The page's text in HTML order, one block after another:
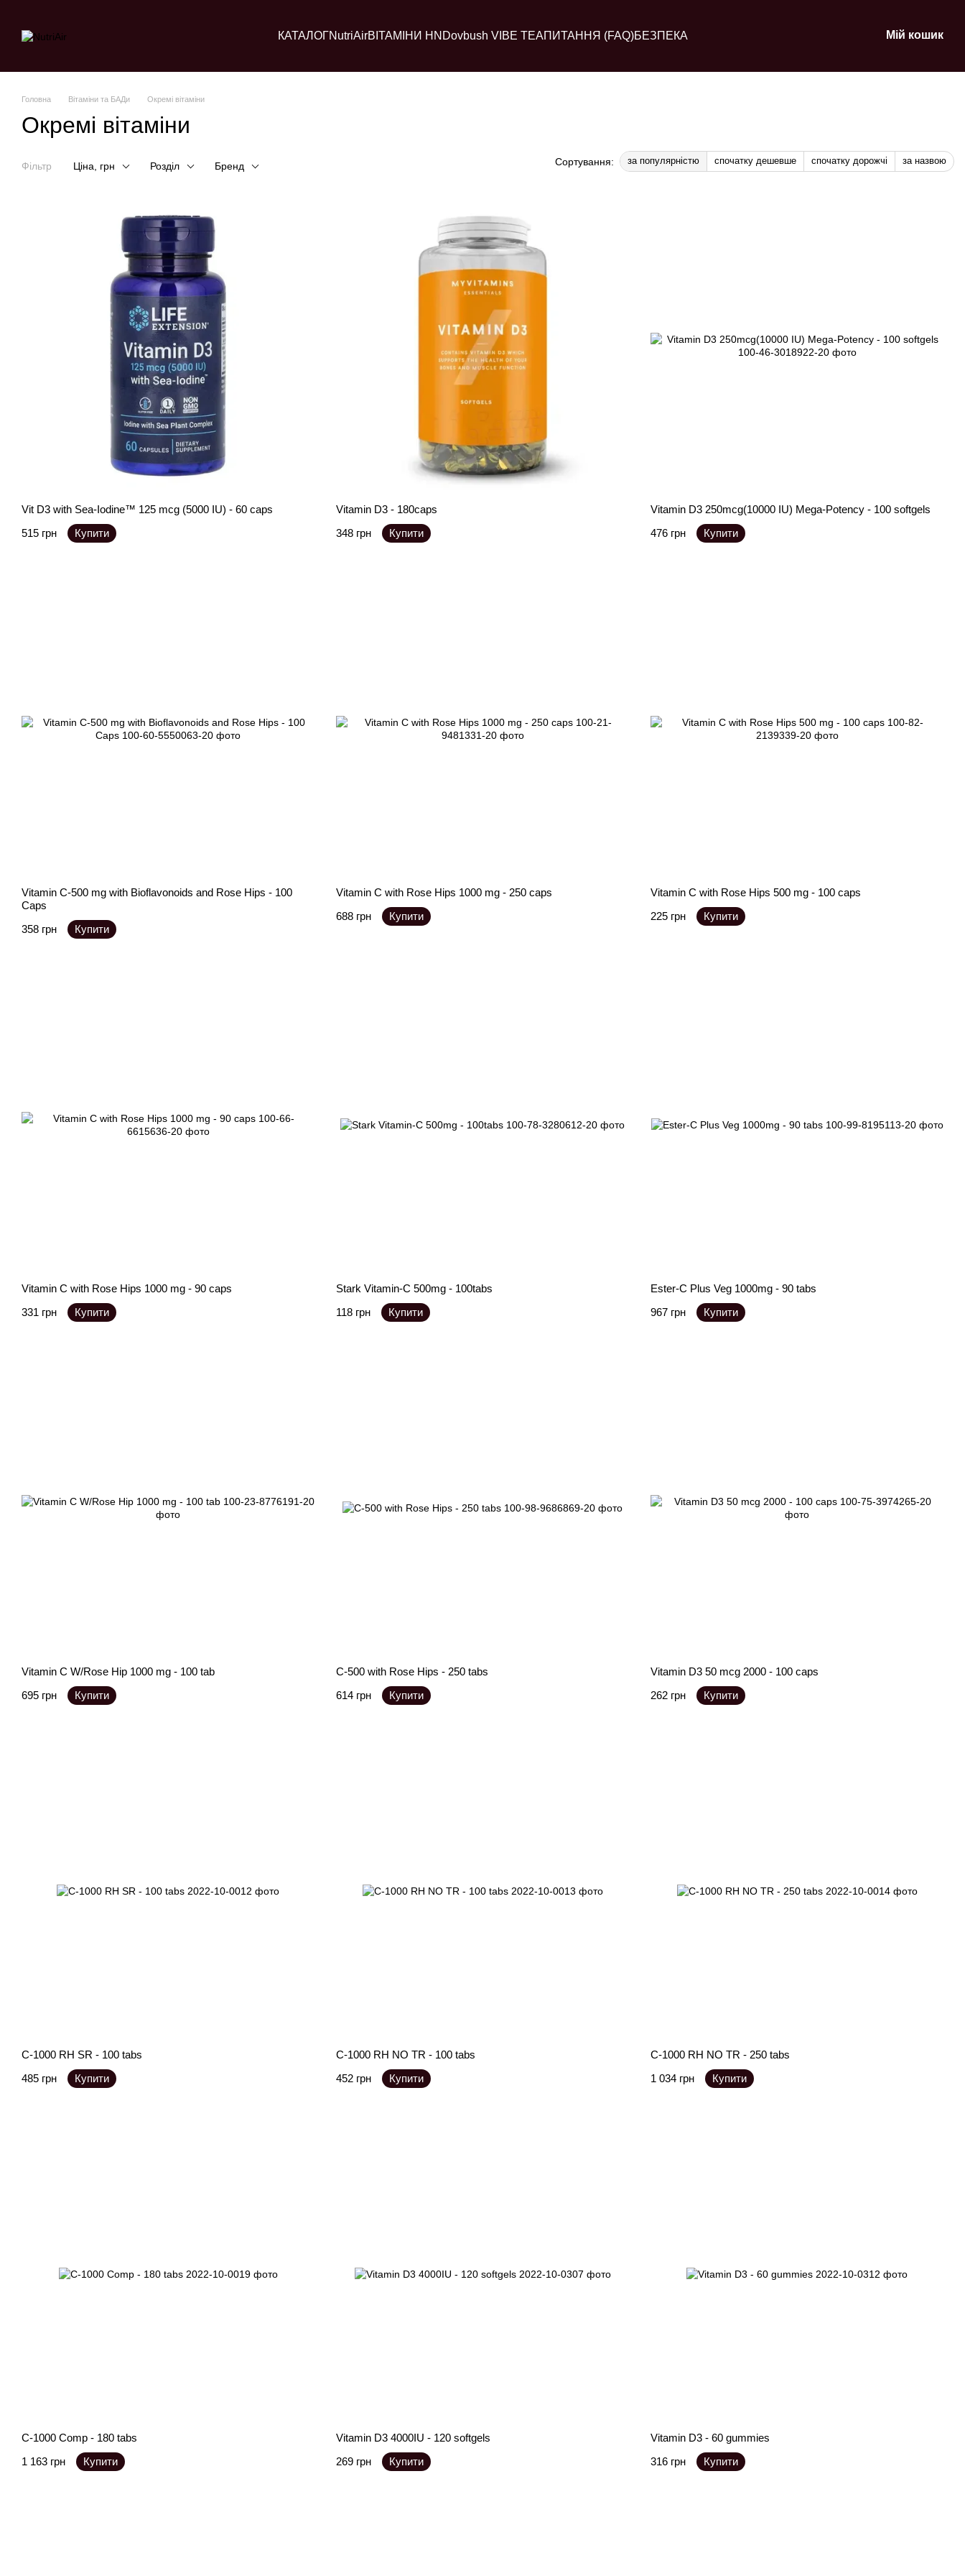
КАТАЛОГNutriAirВІТАМІНИ HN Dovbush VIBE TEAПИТАННЯ (FAQ)БЕЗПЕКА Мій кошик
Головна Вітаміни та БАДи Окремі вітаміни
Окремі вітаміни
Фільтр Ціна, грн Розділ Бренд Сортування: за популярністю спочатку дешевше спочатку дорожчі за назвою
Vit D3 with Sea-Iodine™ 125 mcg (5000 IU) - 60 caps
515 грн
Купити
Vitamin D3 - 180caps
348 грн
Купити
Vitamin D3 250mcg(10000 IU) Mega-Potency - 100 softgels
476 грн
Купити
Vitamin C-500 mg with Bioflavonoids and Rose Hips - 100
Caps
358 грн
Купити
Vitamin C with Rose Hips 1000 mg - 250 caps
688 грн
Купити
Vitamin C with Rose Hips 500 mg - 100 caps
225 грн
Купити
Vitamin C with Rose Hips 1000 mg - 90 caps
331 грн
Купити
Stark Vitamin-C 500mg - 100tabs
118 грн
Купити
Ester-C Plus Veg 1000mg - 90 tabs
967 грн
Купити
Vitamin C W/Rose Hip 1000 mg - 100 tab
695 грн
Купити
C-500 with Rose Hips - 250 tabs
614 грн
Купити
Vitamin D3 50 mcg 2000 - 100 caps
262 грн
Купити
C-1000 RH SR - 100 tabs
485 грн
Купити
C-1000 RH NO TR - 100 tabs
452 грн
Купити
C-1000 RH NO TR - 250 tabs
1 034 грн
Купити
C-1000 Comp - 180 tabs
1 163 грн
Купити
Vitamin D3 4000IU - 120 softgels
269 грн
Купити
Vitamin D3 - 60 gummies
316 грн
Купити